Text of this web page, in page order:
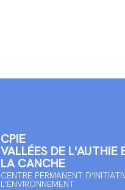
CPIE
VALLÉES DE L'AUTHIE
LA CANCHE
CENTRE PERMANENT
L'ENVIRONNEMENT